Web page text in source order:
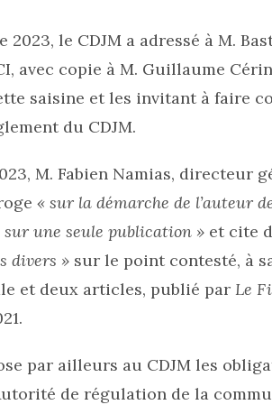
2023, le CDJM a adressé à M.
avec copie à M. Guillaume
saisine et les invitant à faire
du CDJM.
M. Fabien Namias, directeur
« sur la démarche de l’auteur
sur une seule publication » et cite
divers » sur le point contesté, à
et deux articles, publié par Le
par ailleurs au CDJM les
de régulation de la